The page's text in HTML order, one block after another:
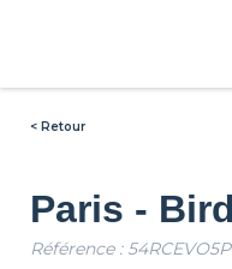
< Retour
Paris -
Référence :